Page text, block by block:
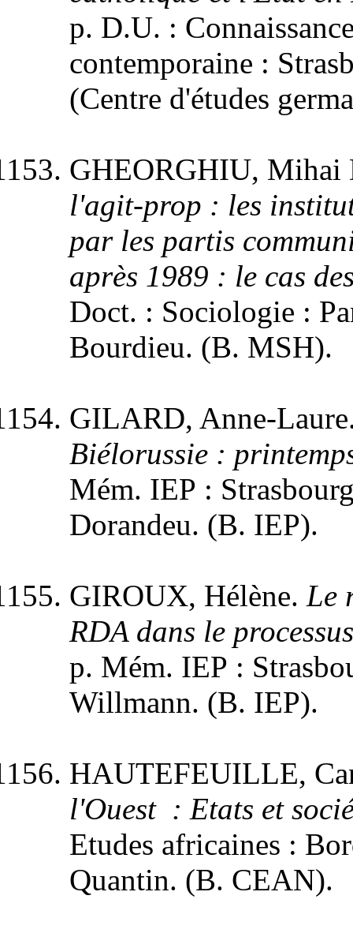
p. D.U. :
contemporaine :
(Centre d'études
GHEORGHIU,
l'agit-prop : les
par les partis
après 1989 : le cas
Doct. : Sociologie :
Bourdieu. (B. MSH).
GILARD, Anne-
Biélorussie :
Mém. IEP :
Dorandeu. (B. IEP).
GIROUX, Hélène. Le
RDA dans le
p. Mém. IEP :
Willmann. (B. IEP).
HAUTEFEUILLE,
l'Ouest : Etats et
Etudes africaines :
Quantin. (B. CEAN).